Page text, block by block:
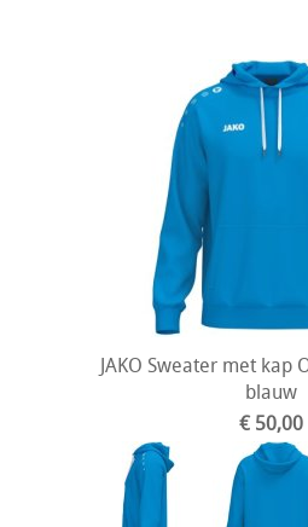
JAKO Sweater met kap
blauw
€ 50,00